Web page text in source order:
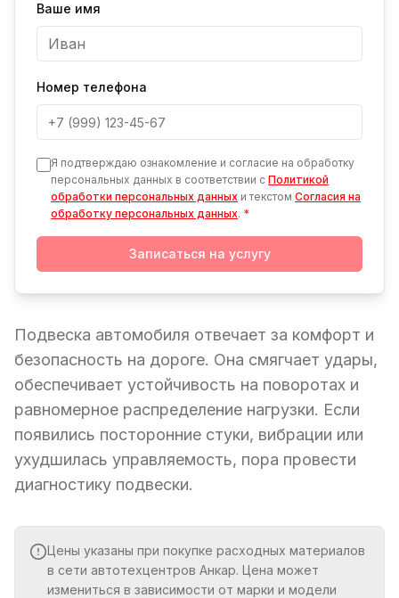
Ваше имя
Номер телефона
Я подтверждаю ознакомление и согласие на обработку
персональных данных в соответствии с Политикой
обработки персональных данных и текстом Согласия на
обработку персональных данных. *
Записаться на услугу
Подвеска автомобиля отвечает за комфорт и
безопасность на дороге. Она смягчает удары,
обеспечивает устойчивость на поворотах и
равномерное распределение нагрузки. Если
появились посторонние стуки, вибрации или
ухудшилась управляемость, пора провести
диагностику подвески.
Цены указаны при покупке расходных материалов
в сети автотехцентров Анкар. Цена может
измениться в зависимости от марки и модели